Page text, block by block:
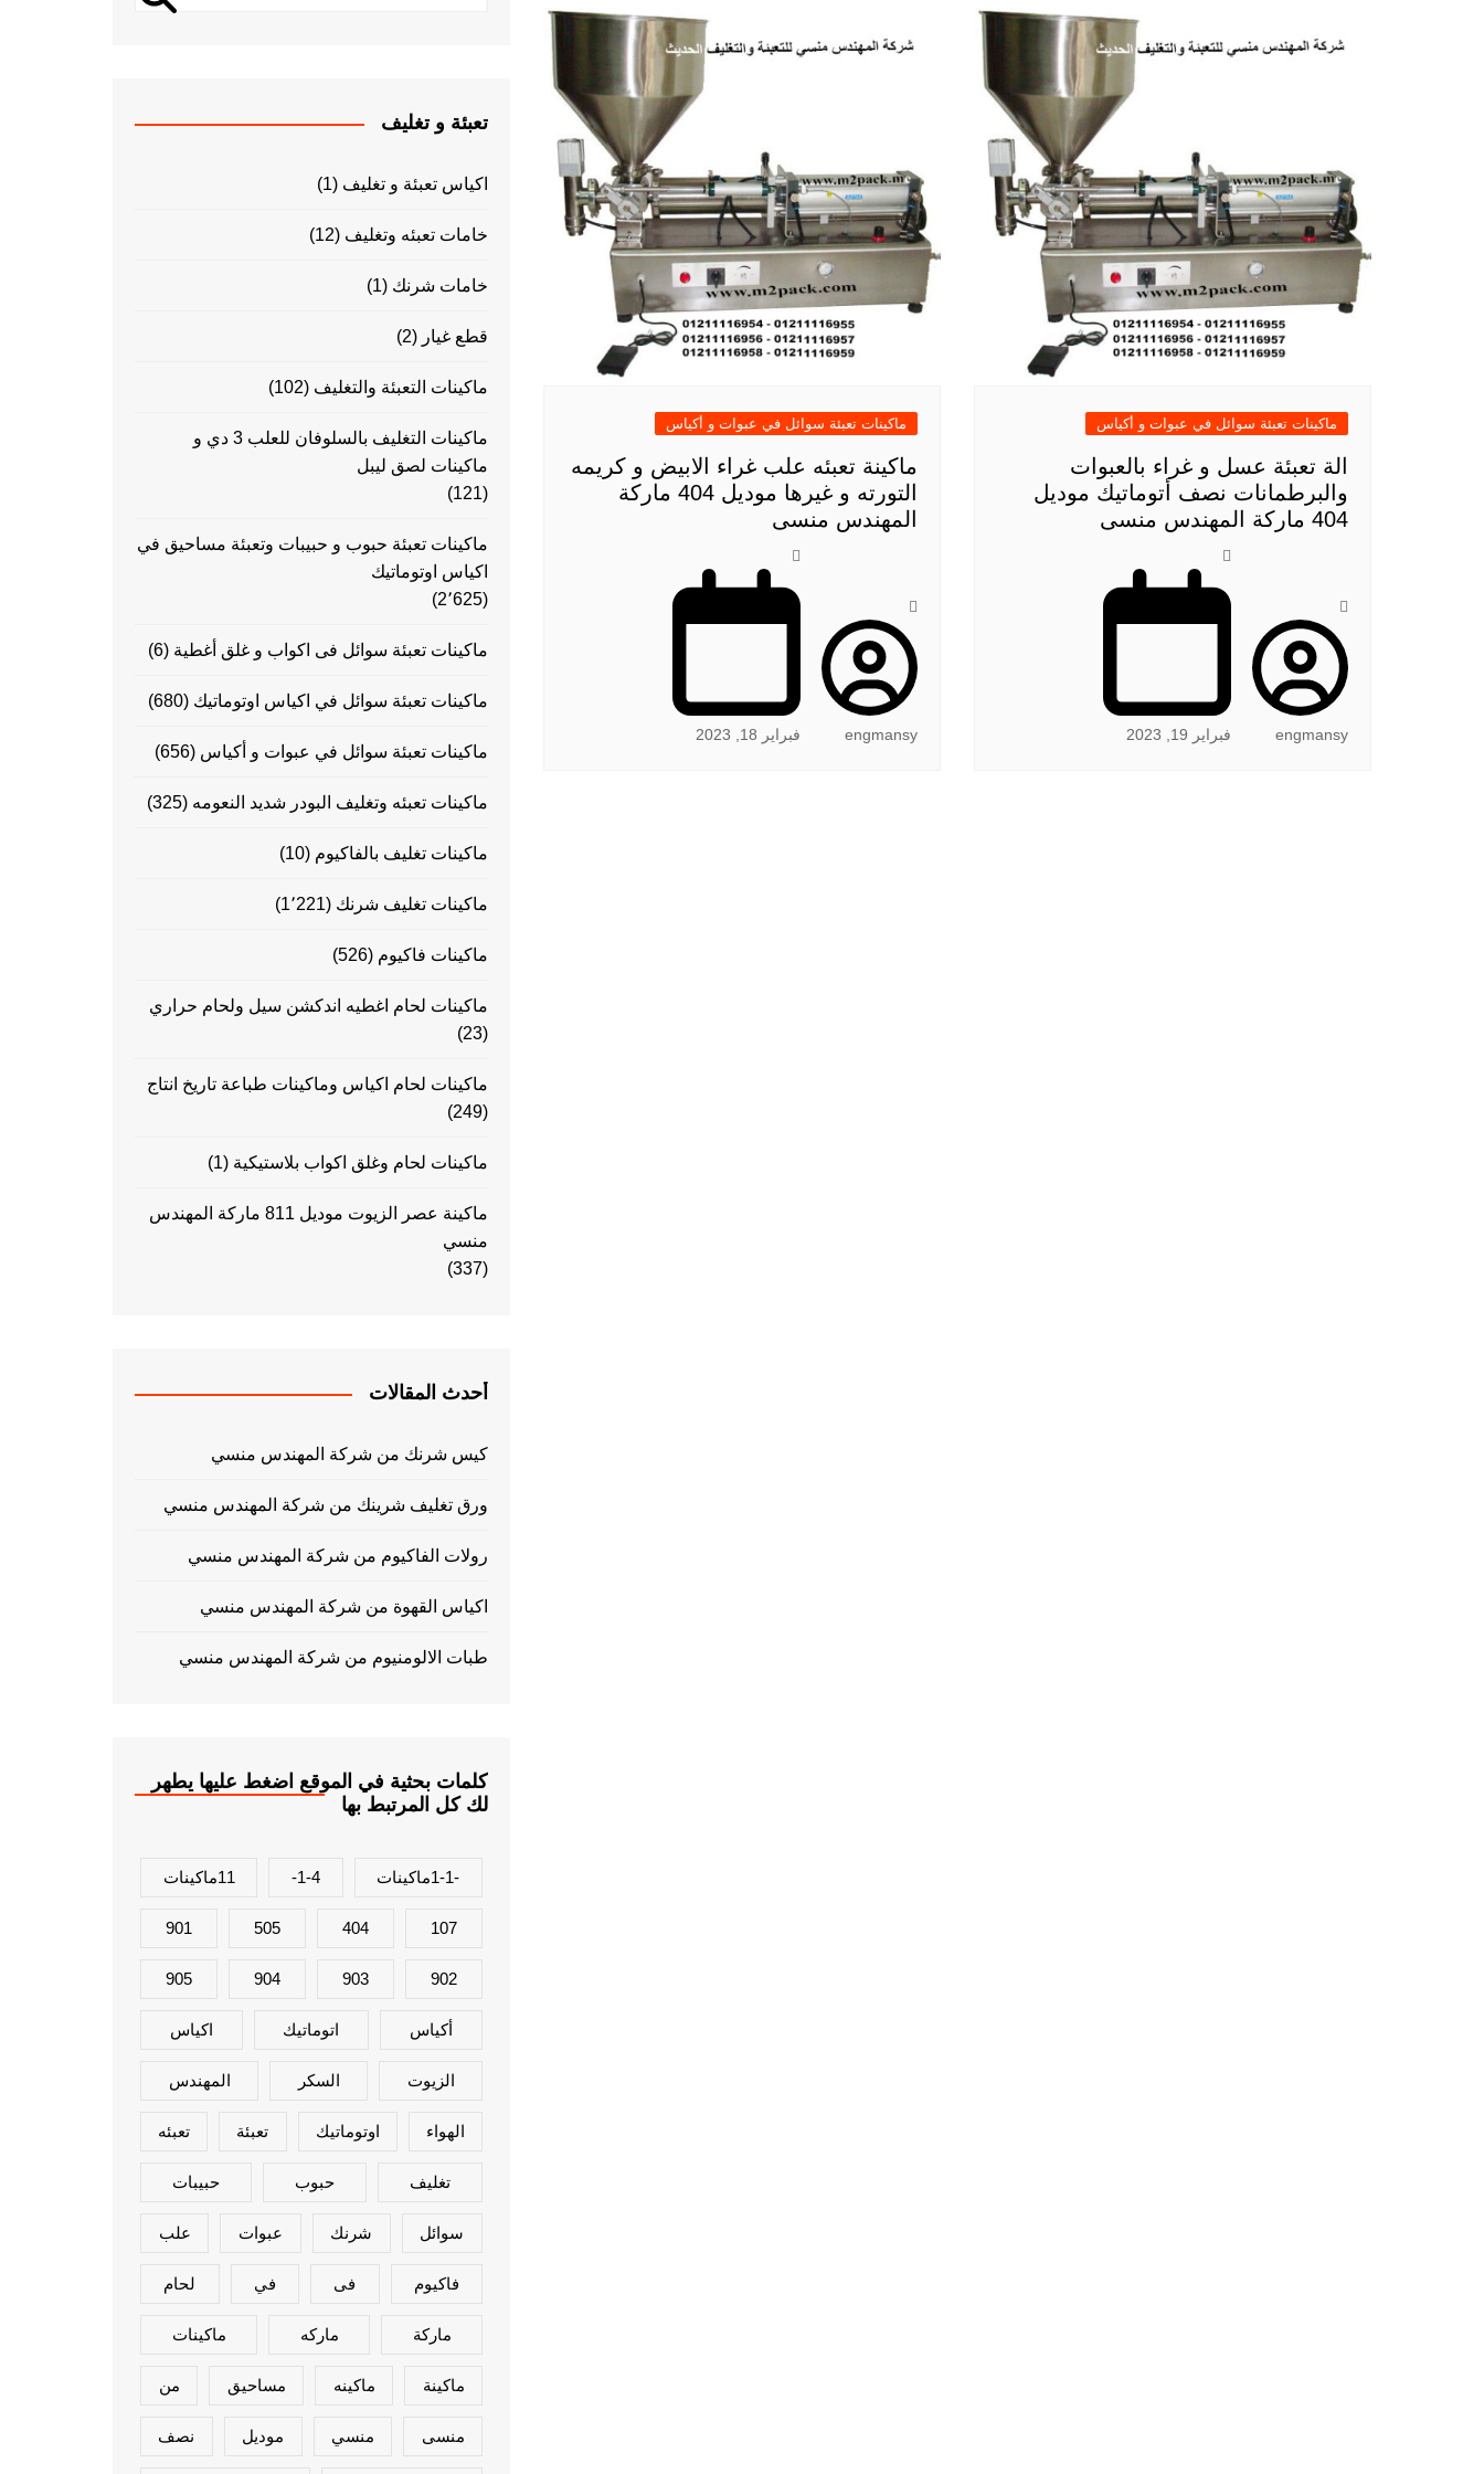
ماكينات تعبئة سوائل في عبوات و أكياس
الة تعبئة عسل و غراء بالعبوات
والبرطمانات نصف أتوماتيك موديل
404 ماركة المهندس منسى
engmansy فبراير 19, 2023
ماكينات تعبئة سوائل في عبوات و أكياس
ماكينة تعبئه علب غراء الابيض و كريمه
التورته و غيرها موديل 404 ماركة
المهندس منسى
engmansy فبراير 18, 2023
تعبئة و تغليف
اكياس تعبئة و تغليف (1)
خامات تعبئه وتغليف (12)
خامات شرنك (1)
قطع غيار (2)
ماكينات التعبئة والتغليف (102)
ماكينات التغليف بالسلوفان للعلب 3 دي و
ماكينات لصق ليبل
(121)
ماكينات تعبئة حبوب و حبيبات وتعبئة مساحيق في
اكياس اوتوماتيك
(2٬625)
ماكينات تعبئة سوائل فى اكواب و غلق أغطية (6)
ماكينات تعبئة سوائل في اكياس اوتوماتيك (680)
ماكينات تعبئة سوائل في عبوات و أكياس (656)
ماكينات تعبئه وتغليف البودر شديد النعومه (325)
ماكينات تغليف بالفاكيوم (10)
ماكينات تغليف شرنك (1٬221)
ماكينات فاكيوم (526)
ماكينات لحام اغطيه اندكشن سيل ولحام حراري
(23)
ماكينات لحام اكياس وماكينات طباعة تاريخ انتاج
(249)
ماكينات لحام وغلق اكواب بلاستيكية (1)
ماكينة عصر الزيوت موديل 811 ماركة المهندس
منسي
(337)
أحدث المقالات
كيس شرنك من شركة المهندس منسي
ورق تغليف شرينك من شركة المهندس منسي
رولات الفاكيوم من شركة المهندس منسي
اكياس القهوة من شركة المهندس منسي
طبات الالومنيوم من شركة المهندس منسي
كلمات بحثية في الموقع اضغط عليها يطهر
لك كل المرتبط بها
-1-1ماكينات 1-4- 11ماكينات
107
404
505
901
902
903
904
905
أكياس اتوماتيك اكياس
الزيوت السكر المهندس
الهواء اوتوماتيك تعبئة تعبئه
تغليف حبوب حبيبات
سوائل شرنك عبوات علب
فاكيوم فى في لحام
ماركة ماركه ماكينات
ماكينة ماكينه مساحيق من
منسى منسي موديل نصف